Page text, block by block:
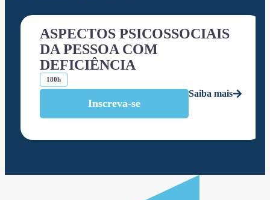
ASPECTOS PSICOSSOCIAIS
DA PESSOA COM
DEFICIÊNCIA
180h
Inscreva-se
Saiba mais